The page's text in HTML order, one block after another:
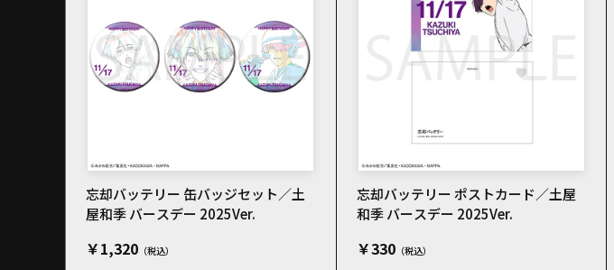
忘却バッテリー 缶バッジセット／土
屋和季 バースデー 2025Ver.
￥1,320
忘却バッテリー ポストカード／土屋
和季 バースデー 2025Ver.
￥330